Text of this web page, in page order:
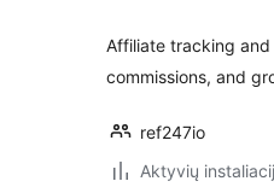
Affiliate tracking and
commissions, and
ref247io
Aktyvių